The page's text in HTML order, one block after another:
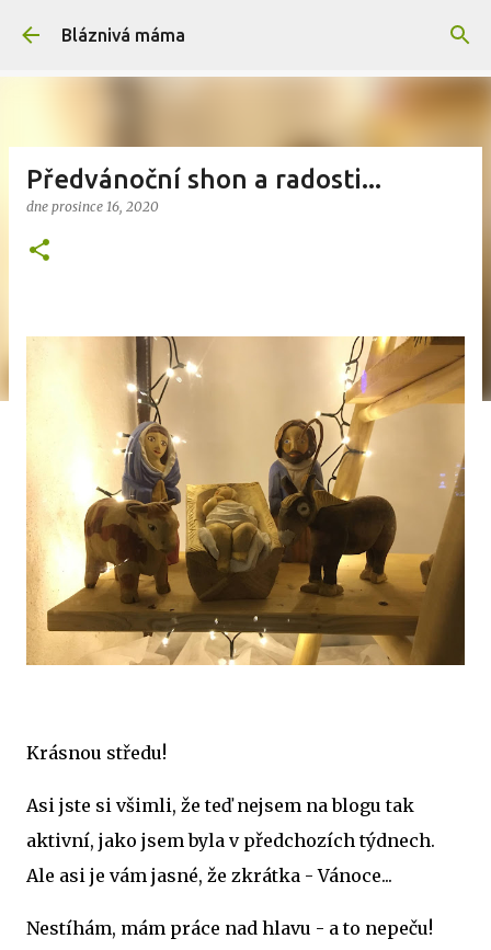
Přeskočit na hlavní obsah
Bláznivá máma
Předvánoční shon a radosti...
dne prosince 16, 2020
Krásnou středu!
Asi jste si všimli, že teď nejsem na blogu tak
aktivní, jako jsem byla v předchozích týdnech.
Ale asi je vám jasné, že zkrátka - Vánoce...
Nestíhám, mám práce nad hlavu - a to nepeču!